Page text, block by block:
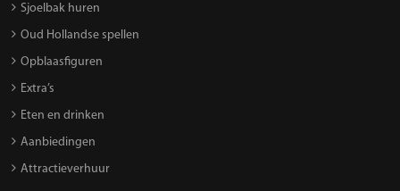
Sjoelbak huren
Oud Hollandse spellen
Opblaasfiguren
Extra’s
Eten en drinken
Aanbiedingen
Attractieverhuur